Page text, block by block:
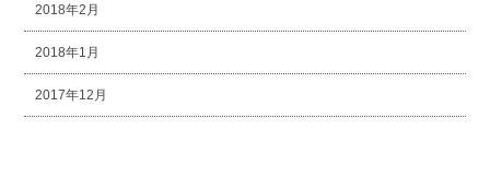
2018年2月
2018年1月
2017年12月